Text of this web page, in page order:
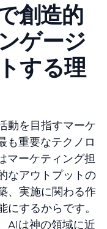
創造的
ゲージ
する理
動を目指すマーケ
も重要なテクノロ
マーケティング担
なアウトプットの
、実施に関わる作
するからです。
AIは神の領域に近